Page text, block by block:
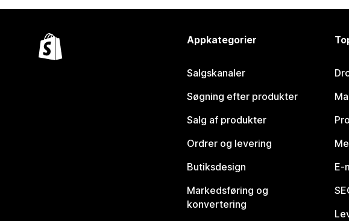
Appkategorier
Salgskanaler
Søgning efter produkter
Salg af produkter
Ordrer og levering
Butiksdesign
Markedsføring og
konvertering
E-